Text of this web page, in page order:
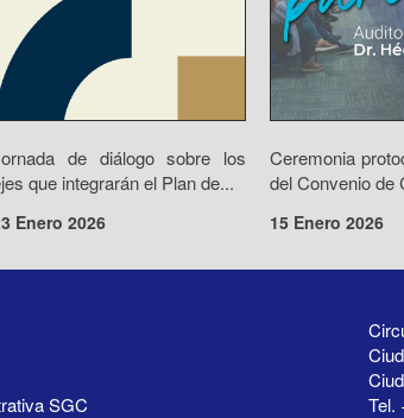
de diálogo sobre los
que integrarán el Plan de...
Enero 2026
Ceremonia
del Convenio de
15 Enero 2026
Tel.
SGC